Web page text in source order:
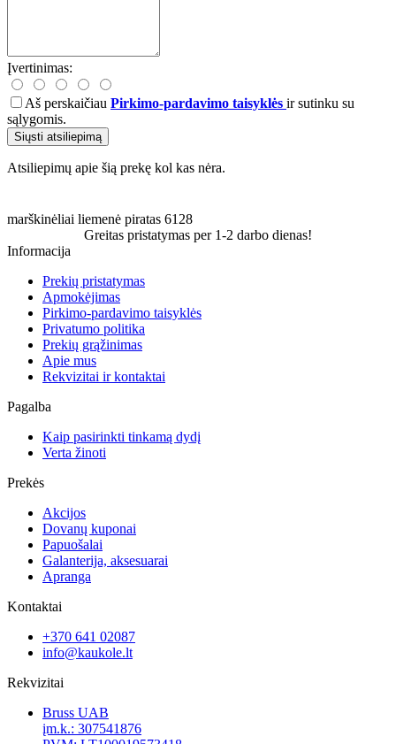
Įvertinimas:
Aš perskaičiau Pirkimo-pardavimo taisyklės ir sutinku su
sąlygomis.
Siųsti atsiliepimą
Atsiliepimų apie šią prekę kol kas nėra.
marškinėliai liemenė piratas 6128
Greitas pristatymas per 1-2 darbo dienas!
Informacija
Prekių pristatymas
Apmokėjimas
Pirkimo-pardavimo taisyklės
Privatumo politika
Prekių grąžinimas
Apie mus
Rekvizitai ir kontaktai
Pagalba
Kaip pasirinkti tinkamą dydį
Verta žinoti
Prekės
Akcijos
Dovanų kuponai
Papuošalai
Galanterija, aksesuarai
Apranga
Kontaktai
+370 641 02087
info@kaukole.lt
Rekvizitai
Bruss UAB
įm.k.: 307541876